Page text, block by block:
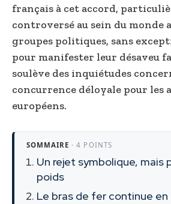
français à cet accord,
controversé au sein du monde
groupes politiques, sans
pour manifester leur désaveu
soulève des inquiétudes
concurrence déloyale pour les
européens.
SOMMAIRE · 4 POINTS
Un rejet symbolique, mais
poids
Le bras de fer continue en